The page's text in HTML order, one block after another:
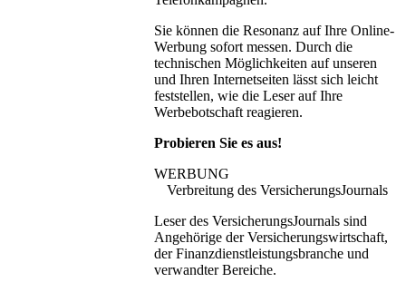
Sie können die Resonanz auf Ihre Online-
Werbung sofort messen. Durch die
technischen Möglichkeiten auf unseren
und Ihren Internetseiten lässt sich leicht
feststellen, wie die Leser auf Ihre
Werbebotschaft reagieren.
Probieren Sie es aus!
WERBUNG
Verbreitung des VersicherungsJournals
Leser des VersicherungsJournals sind
Angehörige der Versicherungswirtschaft,
der Finanzdienstleistungsbranche und
verwandter Bereiche.